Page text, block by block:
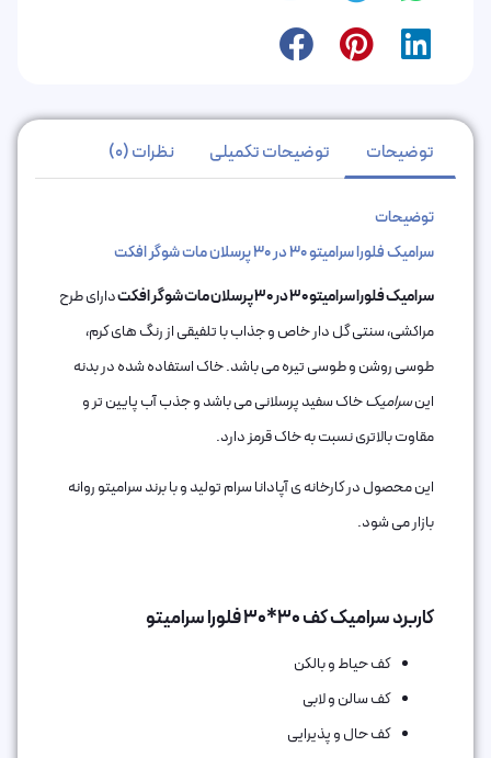
توضیحات توضیحات تکمیلی نظرات (0)
توضیحات
سرامیک فلورا سرامیتو 30 در 30 پرسلان مات شوگر افکت
سرامیک فلورا سرامیتو 30 در 30 پرسلان مات شوگر افکت
دارای طرح
مراکشی، سنتی گل دار خاص و جذاب با تلفیقی از رنگ های کرم،
طوسی روشن و طوسی تیره می باشد. خاک استفاده شده در بدنه
اینسرامیکخاک سفید پرسلانی می باشد و جذب آب پایین تر و
مقاوت بالاتری نسبت به خاک قرمز دارد.
این محصول در کارخانه ی آپادانا سرام تولید و با برند سرامیتو روانه
بازار می شود.
کاربرد سرامیک کف 30*30 فلورا سرامیتو
کف حیاط و بالکن
کف سالن و لابی
کف حال و پذیرایی